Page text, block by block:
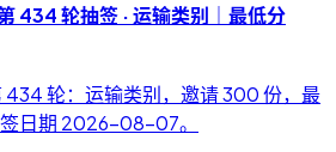
434 轮抽签 · 运输类别｜最低分
434 轮：运输类别，邀请 300 份，最
日期 2026-08-07。